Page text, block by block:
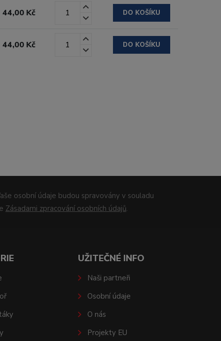
44,00 Kč DO KOŠÍKU
44,00 Kč DO KOŠÍKU
osobní údaje budou spravovány v souladu
Zásadami zpracování osobních údajů.
UŽITEČNÉ INFO
Naši partneři
Osobní údaje
O nás
Projekty EU